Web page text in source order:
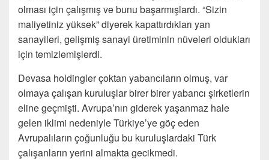
olması için çalışmış ve bunu başarmışlardı. “Sizin
maliyetiniz yüksek” diyerek kapattırdıkları yan
sanayileri, gelişmiş sanayi üretiminin nüveleri oldukları
için temizlemişlerdi.
Devasa holdingler çoktan yabancıların olmuş, var
olmaya çalışan kuruluşlar birer birer yabancı şirketlerin
eline geçmişti. Avrupa’nın giderek yaşanmaz hale
gelen iklimi nedeniyle Türkiye’ye göç eden
Avrupalıların çoğunluğu bu kuruluşlardaki Türk
çalışanların yerini almakta gecikmedi.